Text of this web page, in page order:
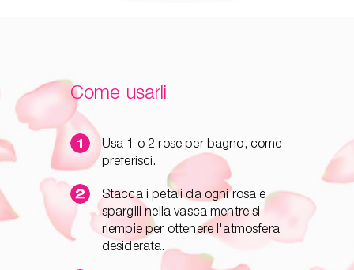
Come usarli
Usa 1 o 2 rose per bagno, come
preferisci.
Stacca i petali da ogni rosa e
spargili nella vasca mentre si
riempie per ottenere l'atmosfera
desiderata.